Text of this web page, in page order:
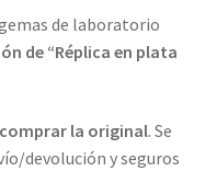
de laboratorio
de “Réplica en plata
la original. Se
devolución y seguros